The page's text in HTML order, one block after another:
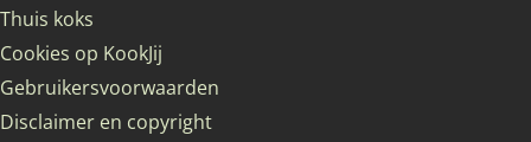
Thuis koks
Cookies op KookJij
Gebruikersvoorwaarden
Disclaimer en copyright